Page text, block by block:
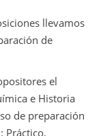
llevamos
de
el
e Historia
de preparación
Práctico,